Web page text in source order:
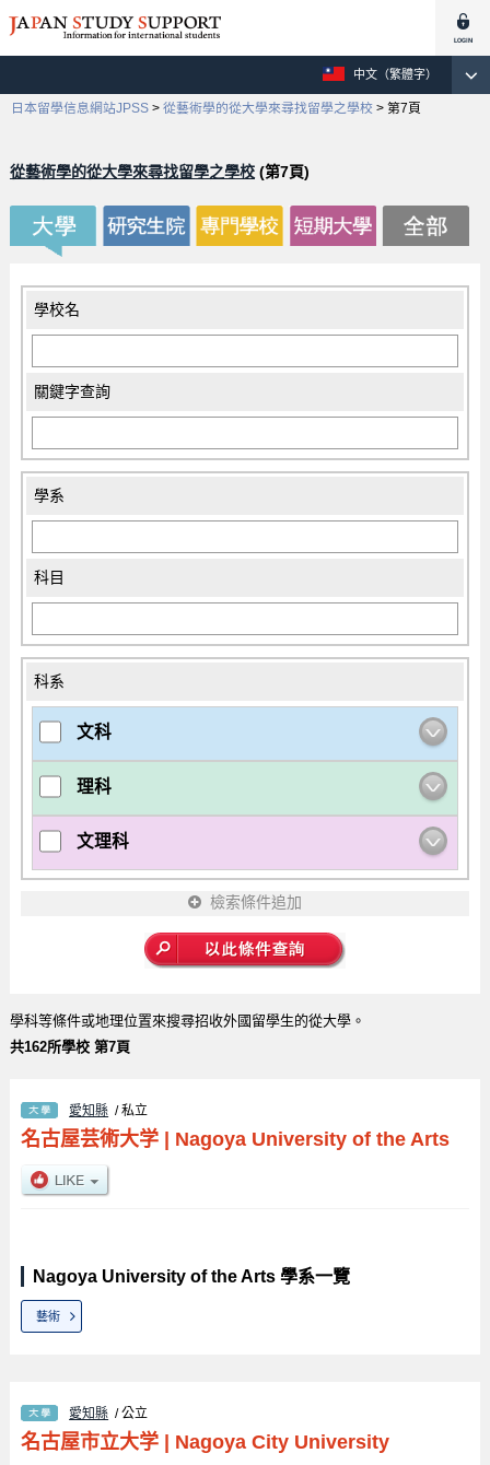
中文（繁體字）
日本留學信息網站JPSS > 從藝術學的從大學來尋找留學之學校 > 第7頁
從藝術學的從大學來尋找留學之學校(第7頁)
學校名
關鍵字查詢
學系
科目
科系
文科
理科
文理科
檢索條件追加
學科等條件或地理位置來搜尋招收外國留學生的從大學。
共162所學校 第7頁
愛知縣 / 私立
名古屋芸術大学| Nagoya University of the Arts
Nagoya University of the Arts 學系一覽
藝術
愛知縣 / 公立
名古屋市立大学| Nagoya City University